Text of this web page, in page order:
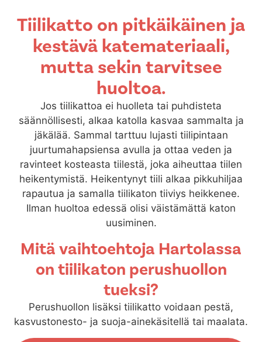
Tiilikatto on pitkäikäinen ja
kestävä katemateriaali,
mutta sekin tarvitsee
huoltoa.
Jos tiilikattoa ei huolleta tai puhdisteta
säännöllisesti, alkaa katolla kasvaa sammalta ja
jäkälää. Sammal tarttuu lujasti tiilipintaan
juurtumahapsiensa avulla ja ottaa veden ja
ravinteet kosteasta tiilestä, joka aiheuttaa tiilen
heikentymistä. Heikentynyt tiili alkaa pikkuhiljaa
rapautua ja samalla tiilikaton tiiviys heikkenee.
Ilman huoltoa edessä olisi väistämättä katon
uusiminen.
Mitä vaihtoehtoja Hartolassa
on tiilikaton perushuollon
tueksi?
Perushuollon lisäksi tiilikatto voidaan pestä,
kasvustonesto- ja suoja-ainekäsitellä tai maalata.